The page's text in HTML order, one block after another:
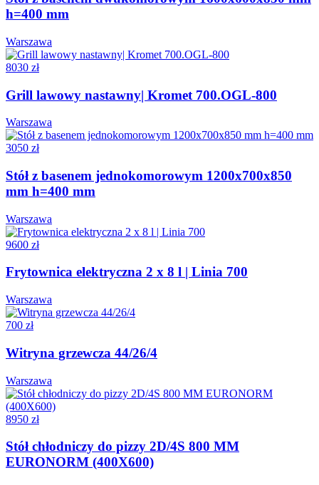
h=400 mm
Warszawa
8030 zł
Grill lawowy nastawny| Kromet 700.OGL-800
Warszawa
3050 zł
Stół z basenem jednokomorowym 1200x700x850
mm h=400 mm
Warszawa
9600 zł
Frytownica elektryczna 2 x 8 l | Linia 700
Warszawa
700 zł
Witryna grzewcza 44/26/4
Warszawa
8950 zł
Stół chłodniczy do pizzy 2D/4S 800 MM
EURONORM (400X600)